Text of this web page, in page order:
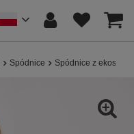
Spódnice Spódnice z ekoskóry